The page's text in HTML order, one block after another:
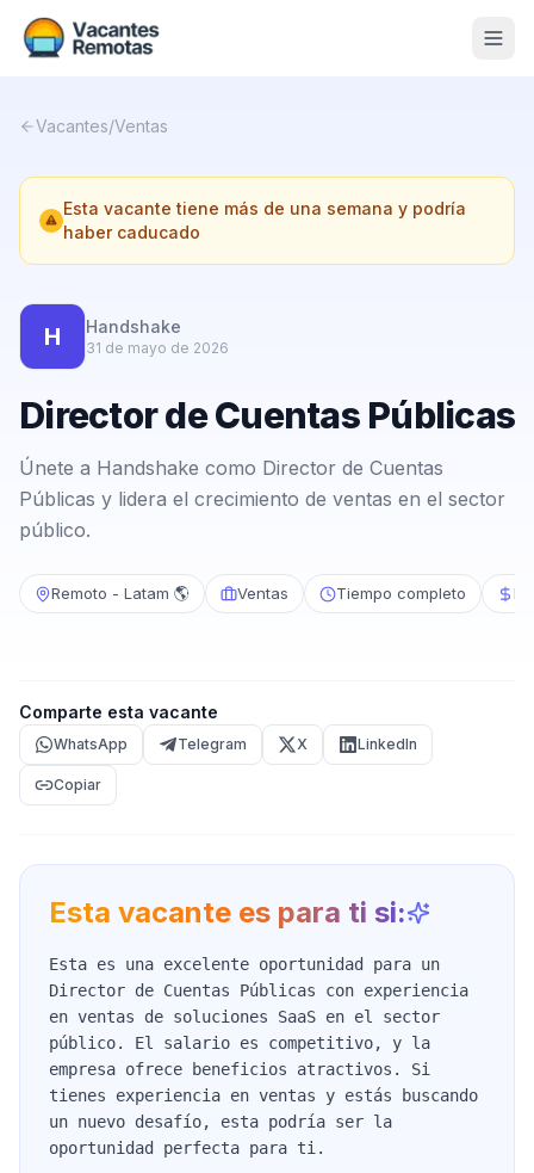
Nosotros
Contacto
Calculadora Freelance
Vacantes/Ventas
Esta vacante tiene más de una semana y podría
haber caducado
H Handshake
31 de mayo de 2026
Director de Cuentas Públicas
Únete a Handshake como Director de Cuentas
Públicas y lidera el crecimiento de ventas en el sector
público.
Remoto - Latam 🌎 Ventas Tiempo completo
Comparte esta vacante
WhatsApp Telegram X LinkedIn
Copiar
Esta vacante es para ti si:
Esta es una excelente oportunidad para un
Director de Cuentas Públicas con experiencia
en ventas de soluciones SaaS en el sector
público. El salario es competitivo, y la
empresa ofrece beneficios atractivos. Si
tienes experiencia en ventas y estás buscando
un nuevo desafío, esta podría ser la
oportunidad perfecta para ti.